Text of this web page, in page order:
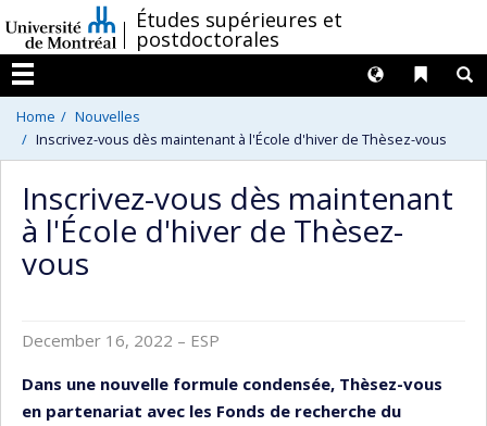
au
contenu
/Études supérieures et
postdoctorales
Menu
Liens
Langues
Home
Nouvelles
Inscrivez-vous dès maintenant à l'École d'hiver de Thèsez-vous
Inscrivez-vous dès maintenant
à l'École d'hiver de Thèsez-
vous
December 16, 2022 – ESP
Dans une nouvelle formule condensée, Thèsez-vous
en partenariat avec les Fonds de recherche du